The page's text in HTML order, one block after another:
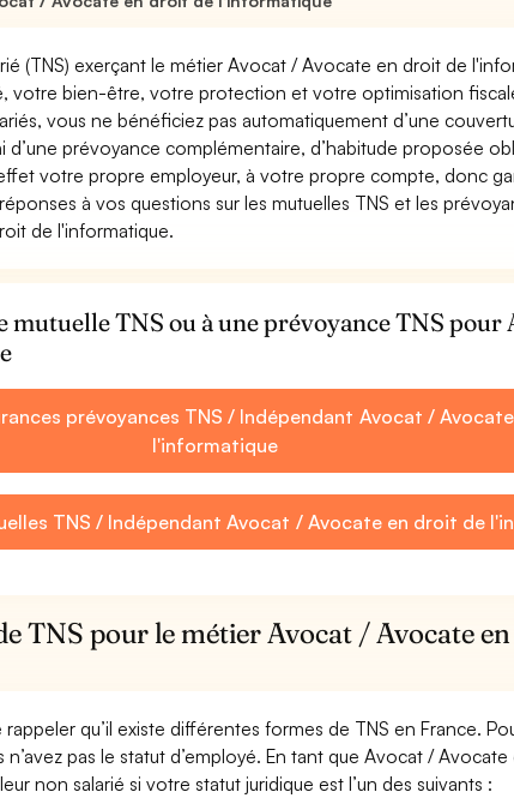
(TNS) exerçant le métier Avocat / Avocate en droit de
votre bien-être, votre protection et votre optimisation
vous ne bénéficiez pas automatiquement d’une
d’une prévoyance complémentaire, d’habitude proposée
votre propre employeur, à votre propre compte, donc
à vos questions sur les mutuelles TNS et les
de l'informatique.
mutuelle TNS ou à une prévoyance TNS pour
prévoyances TNS / Indépendant Avocat /
l'informatique
TNS / Indépendant Avocat / Avocate en droit de
TNS pour le métier Avocat / Avocate
qu’il existe différentes formes de TNS en France.
pas le statut d’employé. En tant que Avocat /
non salarié si votre statut juridique est l’un des suivants :